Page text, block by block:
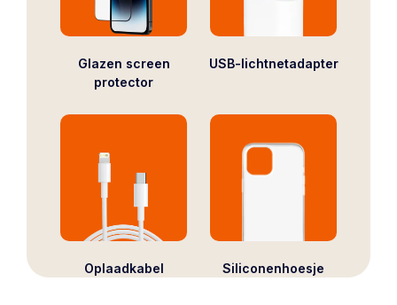
Glazen screen
protector
USB-lichtnetadapter
Oplaadkabel Siliconenhoesje